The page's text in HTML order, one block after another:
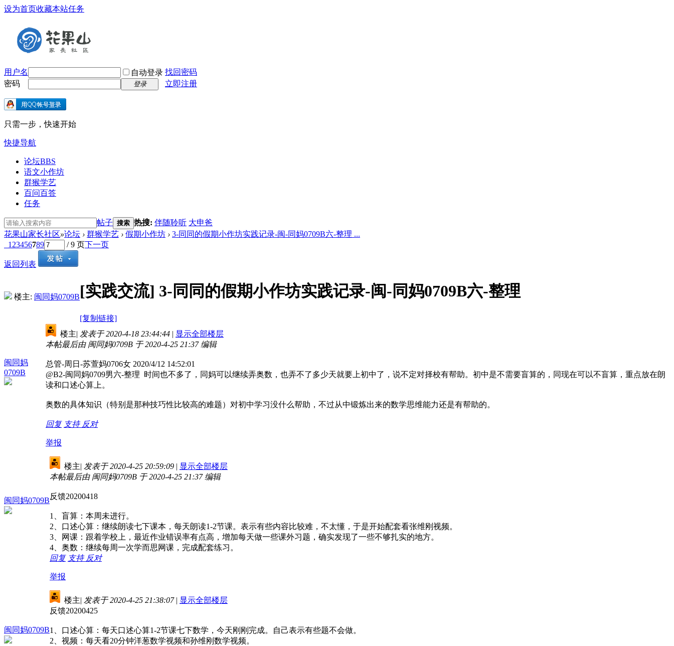
设为首页收藏本站任务
用户名 自动登录 找回密码
密码
登录 立即注册
只需一步，快速开始
快捷导航
论坛BBS
语文小作坊
群猴学艺
百问百答
任务
帖子 搜索 热搜: 伴随聆听 大申爸
花果山家长社区»论坛 › 群猴学艺 › 假期小作坊 › 3-同同的假期小作坊实践记录-闽-同妈0709B六-整理 ...
1 23456789 / 9 页下一页
返回列表
楼主: 闽同妈0709B[实践交流] 3-同同的假期小作坊实践记录-闽-同妈0709B六-整理
[复制链接]
闽同妈
0709B
楼主| 发表于 2020-4-18 23:44:44 | 显示全部楼层
本帖最后由 闽同妈0709B 于 2020-4-25 21:37 编辑
总管-周日-苏萱妈0706女 2020/4/12 14:52:01
@B2-闽同妈0709男六-整理 时间也不多了，同妈可以继续弄奥数，也弄不了多少天就要上初中了，说不定对择校有帮助。初中是不需要盲算的，同现在可以不盲算，重点放在朗
读和口述心算上。
奥数的具体知识（特别是那种技巧性比较高的难题）对初中学习没什么帮助，不过从中锻炼出来的数学思维能力还是有帮助的。
回复 支持 反对
举报
闽同妈0709B
楼主| 发表于 2020-4-25 20:59:09 | 显示全部楼层
本帖最后由 闽同妈0709B 于 2020-4-25 21:37 编辑
反馈20200418
1、盲算：本周未进行。
2、口述心算：继续朗读七下课本，每天朗读1-2节课。表示有些内容比较难，不太懂，于是开始配套看张维刚视频。
3、网课：跟着学校上，最近作业错误率有点高，增加每天做一些课外习题，确实发现了一些不够扎实的地方。
4、奥数：继续每周一次学而思网课，完成配套练习。
回复 支持 反对
举报
闽同妈0709B
楼主| 发表于 2020-4-25 21:38:07 | 显示全部楼层
反馈20200425
1、口述心算：每天口述心算1-2节课七下数学，今天刚刚完成。自己表示有些题不会做。
2、视频：每天看20分钟洋葱数学视频和孙维刚数学视频。